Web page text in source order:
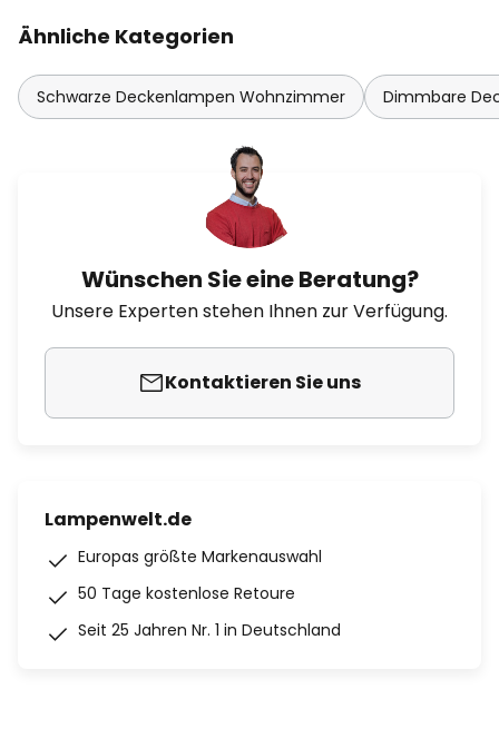
Ähnliche Kategorien
Schwarze Deckenlampen Wohnzimmer Dimmbare
Wünschen Sie eine Beratung?
Unsere Experten stehen Ihnen zur Verfügung.
Kontaktieren Sie uns
Lampenwelt.de
Europas größte Markenauswahl
50 Tage kostenlose Retoure
Seit 25 Jahren Nr. 1 in Deutschland